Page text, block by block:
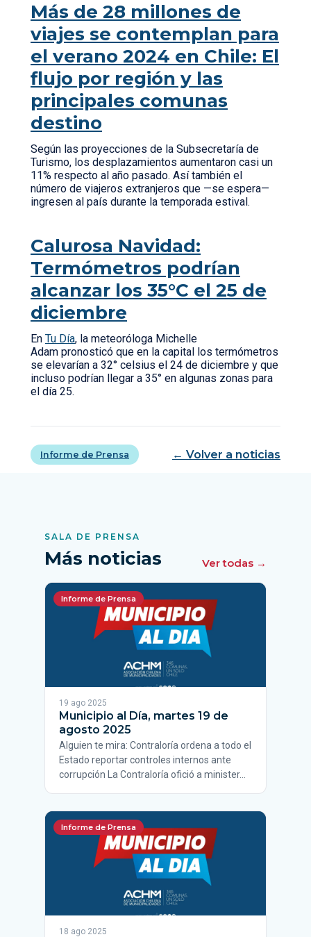
Más de 28 millones de
viajes se contemplan para
el verano 2024 en Chile: El
flujo por región y las
principales comunas
destino
Según las proyecciones de la Subsecretaría de
Turismo, los desplazamientos aumentaron casi un
11% respecto al año pasado. Así también el
número de viajeros extranjeros que —se espera—
ingresen al país durante la temporada estival.
Calurosa Navidad:
Termómetros podrían
alcanzar los 35°C el 25 de
diciembre
En Tu Día, la meteoróloga Michelle
Adam pronosticó que en la capital los termómetros
se elevarían a 32° celsius el 24 de diciembre y que
incluso podrían llegar a 35° en algunas zonas para
el día 25.
Informe de Prensa ← Volver a noticias
SALA DE PRENSA
Más noticias Ver todas →
Informe de Prensa
19 ago 2025
Municipio al Día, martes 19 de
agosto 2025
Alguien te mira: Contraloría ordena a todo el
Estado reportar controles internos ante
corrupción La Contraloría ofició a minister…
Informe de Prensa
18 ago 2025